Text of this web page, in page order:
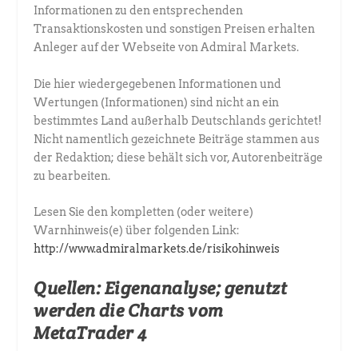
Informationen zu den entsprechenden
Transaktionskosten und sonstigen Preisen erhalten
Anleger auf der Webseite von Admiral Markets.
Die hier wiedergegebenen Informationen und
Wertungen (Informationen) sind nicht an ein
bestimmtes Land außerhalb Deutschlands gerichtet!
Nicht namentlich gezeichnete Beiträge stammen aus
der Redaktion; diese behält sich vor, Autorenbeiträge
zu bearbeiten.
Lesen Sie den kompletten (oder weitere)
Warnhinweis(e) über folgenden Link:
http://www.admiralmarkets.de/risikohinweis
Quellen:Eigenanalyse; genutzt
werden die Charts vom
MetaTrader 4